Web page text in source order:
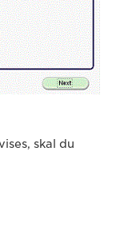
skal du